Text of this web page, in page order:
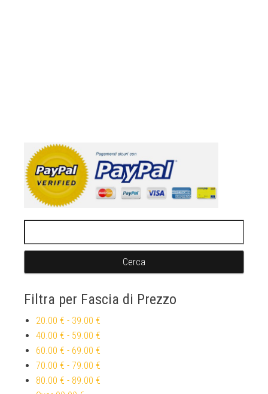
Filtra per Fascia di Prezzo
20.00 € - 39.00 €
40.00 € - 59.00 €
60.00 € - 69.00 €
70.00 € - 79.00 €
80.00 € - 89.00 €